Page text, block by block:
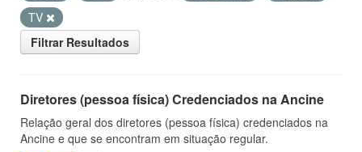
TV
Filtrar Resultados
Diretores (pessoa física) Credenciados na Ancine
Relação geral dos diretores (pessoa física) credenciados na
Ancine e que se encontram em situação regular.